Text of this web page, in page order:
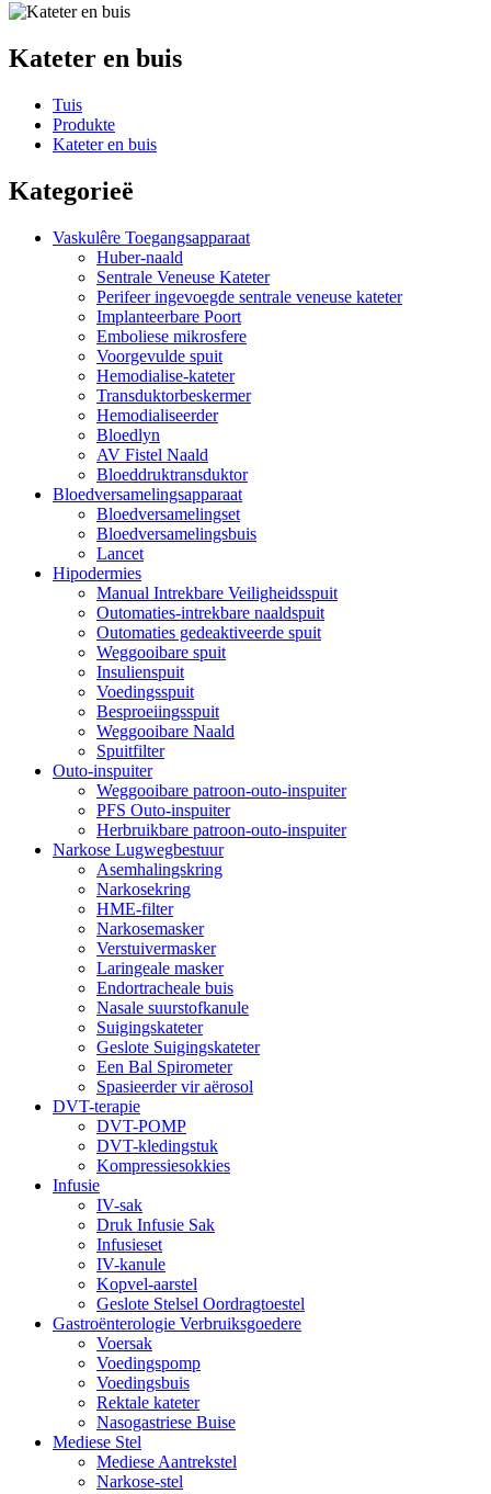
Kateter en buis
Tuis
Produkte
Kateter en buis
Kategorieë
Vaskulêre Toegangsapparaat
Huber-naald
Sentrale Veneuse Kateter
Perifeer ingevoegde sentrale veneuse kateter
Implanteerbare Poort
Emboliese mikrosfere
Voorgevulde spuit
Hemodialise-kateter
Transduktorbeskermer
Hemodialiseerder
Bloedlyn
AV Fistel Naald
Bloeddruktransduktor
Bloedversamelingsapparaat
Bloedversamelingset
Bloedversamelingsbuis
Lancet
Hipodermies
Manual Intrekbare Veiligheidsspuit
Outomaties-intrekbare naaldspuit
Outomaties gedeaktiveerde spuit
Weggooibare spuit
Insulienspuit
Voedingsspuit
Besproeiingsspuit
Weggooibare Naald
Spuitfilter
Outo-inspuiter
Weggooibare patroon-outo-inspuiter
PFS Outo-inspuiter
Herbruikbare patroon-outo-inspuiter
Narkose Lugwegbestuur
Asemhalingskring
Narkosekring
HME-filter
Narkosemasker
Verstuivermasker
Laringeale masker
Endortracheale buis
Nasale suurstofkanule
Suigingskateter
Geslote Suigingskateter
Een Bal Spirometer
Spasieerder vir aërosol
DVT-terapie
DVT-POMP
DVT-kledingstuk
Kompressiesokkies
Infusie
IV-sak
Druk Infusie Sak
Infusieset
IV-kanule
Kopvel-aarstel
Geslote Stelsel Oordragtoestel
Gastroënterologie Verbruiksgoedere
Voersak
Voedingspomp
Voedingsbuis
Rektale kateter
Nasogastriese Buise
Mediese Stel
Mediese Aantrekstel
Narkose-stel